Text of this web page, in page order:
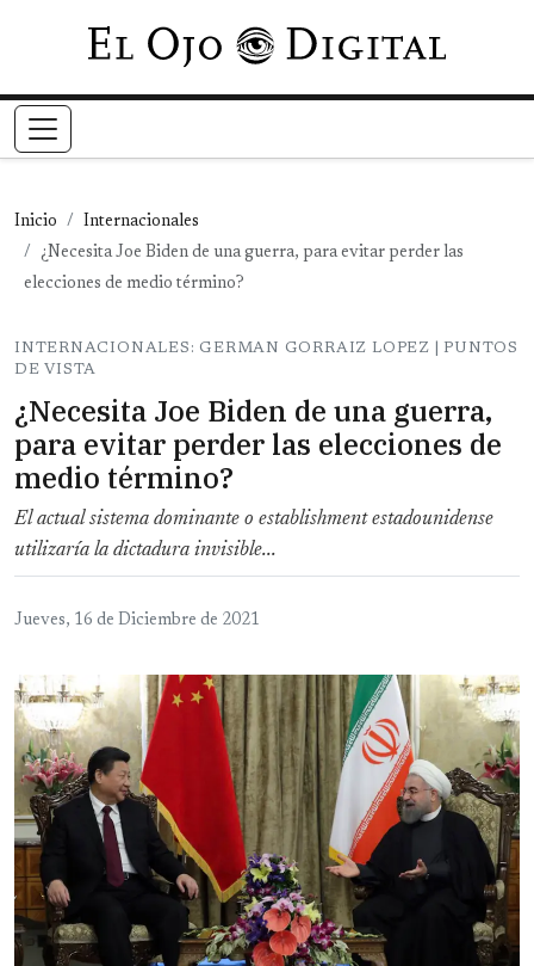
Pasar al contenido principal
Inicio
Internacionales
¿Necesita Joe Biden de una guerra, para evitar perder las
elecciones de medio término?
INTERNACIONALES: GERMAN GORRAIZ LOPEZ | PUNTOS
DE VISTA
¿Necesita Joe Biden de una guerra,
para evitar perder las elecciones de
medio término?
El actual sistema dominante o establishment estadounidense
utilizaría la dictadura invisible...
Jueves, 16 de Diciembre de 2021